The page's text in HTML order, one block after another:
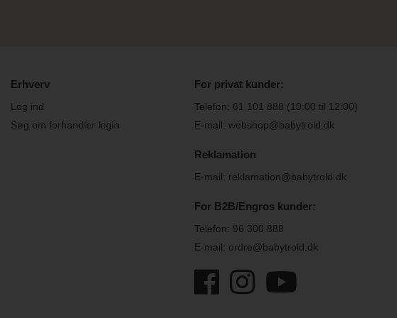
Erhverv
Log ind
Søg om forhandler login
For privat kunder:
Telefon: 61 101 888 (10:00 til 12:00)
E-mail: webshop@babytrold.dk
Reklamation
E-mail: reklamation@babytrold.dk
For B2B/Engros kunder:
Telefon: 96 300 888
E-mail: ordre@babytrold.dk